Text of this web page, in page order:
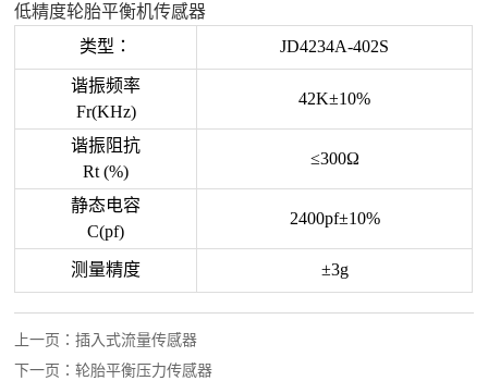
低精度轮胎平衡机传感器
类型：
JD4234A-402S
谐振频率
Fr(KHz)
42K±10%
谐振阻抗
Rt (%)
≤300Ω
静态电容
C(pf)
2400pf±10%
测量精度 ±3g
上一页：插入式流量传感器
下一页：轮胎平衡压力传感器